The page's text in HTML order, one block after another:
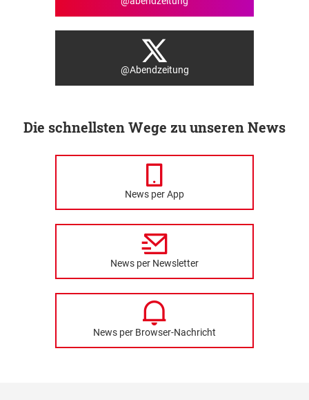
@Abendzeitung
Die schnellsten Wege zu unseren News
News per App
News per Newsletter
News per Browser-Nachricht